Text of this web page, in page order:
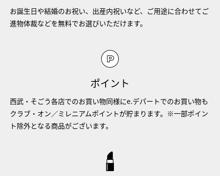
お誕生日や結婚のお祝い、出産内祝いなど、ご用途に合わせてご
進物体裁などを無料でお選びいただけます。
ポイント
西武・そごう各店でのお買い物同様にe.デパートでのお買い物も
クラブ・オン／ミレニアムポイントが貯まります。※一部ポイン
ト除外となる商品がございます。